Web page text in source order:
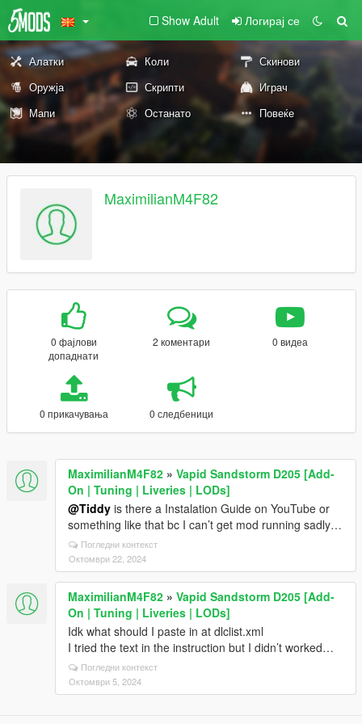
Show Adult Логирај се
Алатки Коли
Скинови
Оружја
Скрипти
Играч
Мапи
Останато Повеќе
MaximilianM4F82
0 фајлови
допаднати
2 коментари 0 видеа
0 прикачувања 0 следбеници
MaximilianM4F82 » Vapid Sandstorm D205 [Add-
On | Tuning | Liveries | LODs]
@Tiddy is there a Instalation Guide on YouTube or
something like that bc I can’t get mod running sadly…
Погледни контекст
Октомври 22, 2024
MaximilianM4F82 » Vapid Sandstorm D205 [Add-
On | Tuning | Liveries | LODs]
Idk what should I paste in at dlclist.xml
I tried the text in the instruction but I didn’t worked…
Погледни контекст
Октомври 5, 2024